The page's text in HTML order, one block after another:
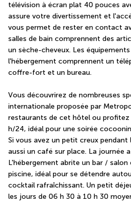
télévision à écran plat 40 pouces
assure votre divertissement et
vous permet de rester en contact
salles de bain comprennent des
un sèche-cheveux. Les
l'hébergement comprennent un
coffre-fort et un bureau.
Vous découvrirez de nombreuses
internationale proposée par
restaurants de cet hôtel ou profitez
h/24, idéal pour une soirée
Si vous avez un petit creux
aussi un café sur place. La journée
L'hébergement abrite un bar / salon
piscine, idéal pour se détendre
cocktail rafraîchissant. Un petit
les jours de 06 h 30 à 10 h 30